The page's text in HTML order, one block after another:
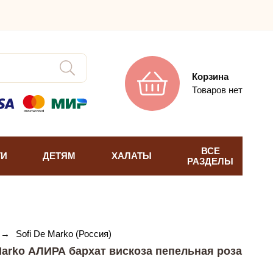
Корзина
Товаров нет
ДЕТЯМ ХАЛАТЫ
ВСЕ
РАЗДЕЛЫ
→ Sofi De Marko (Россия)
АЛИРА бархат вискоза пепельная роза